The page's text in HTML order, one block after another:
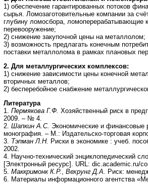
1) обеспечение гарантированных потоков
сырья. Ломозаготовительные компании за
глубину ломосбора, ломоперерабатывающие
перевооружение;
2) снижение закупочной цены на металлолом;
3) возможность предлагать конечным
поставки металлолома в рамках плановых
2. Для металлургических комплексов:
1) снижение зависимости цены конечной
вторичных металлов;
2) бесперебойное снабжение
Литература
1. Пермякова Г.Ф. Хозяйственный риск в
2009. – № 4.
2. Шапкин А.С. Экономические и финансовые
монография. – М.: Издательско-торговая
3. Тэпман Л.Н. Риски в экономике : учеб.
2002.
4. Научно-технический энциклопедический
[Электронный ресурс]. URL: dic.academic.ru/
5. Маккримонк К.Р. , Вехрунг Д.А. Риск:
6. Материалы информационного агентства